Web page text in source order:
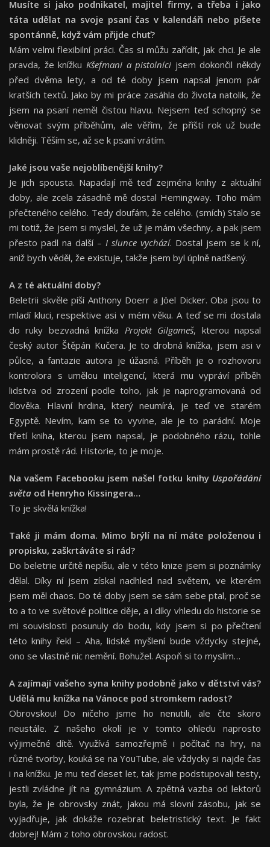
Musíte si jako podnikatel, majitel firmy, a třeba i jako
táta udělat na svoje psaní čas v kalendáři nebo píšete
spontánně, když vám přijde chuť?
Mám velmi flexibilní práci. Čas si můžu zařídit, jak chci. Je ale
pravda, že knížku Kšefmani a pistolníci jsem dokončil někdy
před dvěma lety, a od té doby jsem napsal jenom pár
kratších textů. Jako by mi práce zasáhla do života natolik, že
jsem na psaní neměl čistou hlavu. Nejsem teď schopný se
věnovat svým příběhům, ale věřím, že příští rok už bude
klidněji. Těším se, až se k psaní vrátím.
Jaké jsou vaše nejoblíbenější knihy?
Je jich spousta. Napadají mě teď zejména knihy z aktuální
doby, ale zcela zásadně mě dostal Hemingway. Toho mám
přečteného celého. Tedy doufám, že celého. (smích) Stalo se
mi totiž, že jsem si myslel, že už je mám všechny, a pak jsem
přesto padl na další – I slunce vychází. Dostal jsem se k ní,
aniž bych věděl, že existuje, takže jsem byl úplně nadšený.
A z té aktuální doby?
Beletrii skvěle píší Anthony Doerr a Jöel Dicker. Oba jsou to
mladí kluci, respektive asi v mém věku. A teď se mi dostala
do ruky bezvadná knížka Projekt Gilgameš, kterou napsal
český autor Štěpán Kučera. Je to drobná knížka, jsem asi v
půlce, a fantazie autora je úžasná. Příběh je o rozhovoru
kontrolora s umělou inteligencí, která mu vypráví příběh
lidstva od zrození podle toho, jak je naprogramovaná od
člověka. Hlavní hrdina, který neumírá, je teď ve starém
Egyptě. Nevím, kam se to vyvine, ale je to parádní. Moje
třetí kniha, kterou jsem napsal, je podobného rázu, tohle
mám prostě rád. Historie, to je moje.
Na vašem Facebooku jsem našel fotku knihy Uspořádání
světa od Henryho Kissingera…
To je skvělá knížka!
Také ji mám doma. Mimo brýlí na ní máte položenou i
propisku, zaškrtáváte si rád?
Do beletrie určitě nepíšu, ale v této knize jsem si poznámky
dělal. Díky ní jsem získal nadhled nad světem, ve kterém
jsem měl chaos. Do té doby jsem se sám sebe ptal, proč se
to a to ve světové politice děje, a i díky vhledu do historie se
mi souvislosti posunuly do bodu, kdy jsem si po přečtení
této knihy řekl – Aha, lidské myšlení bude vždycky stejné,
ono se vlastně nic nemění. Bohužel. Aspoň si to myslím…
A zajímají vašeho syna knihy podobně jako v dětství vás?
Udělá mu knížka na Vánoce pod stromkem radost?
Obrovskou! Do ničeho jsme ho nenutili, ale čte skoro
neustále. Z našeho okolí je v tomto ohledu naprosto
výjimečné dítě. Využívá samozřejmě i počítač na hry, na
různé tvorby, kouká se na YouTube, ale vždycky si najde čas
i na knížku. Je mu teď deset let, tak jsme podstupovali testy,
jestli zvládne jít na gymnázium. A zpětná vazba od lektorů
byla, že je obrovsky znát, jakou má slovní zásobu, jak se
vyjadřuje, jak dokáže rozebrat beletristický text. Je fakt
dobrej! Mám z toho obrovskou radost.